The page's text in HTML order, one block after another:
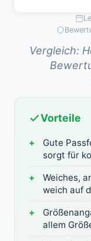
Vergleich:
Vorteile
Gute
sorgt für
Weiches,
weich auf
allem